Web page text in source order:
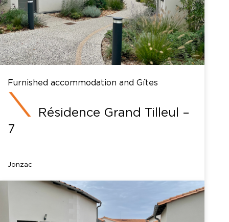
Furnished accommodation and Gîtes
Résidence Grand Tilleul –
7
Jonzac